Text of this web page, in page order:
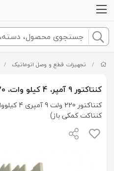
/ تجهیزات قطع و وصل اتوماتیک /
کنتاکتور 9 آمپر، 4 کیلو وات، 220 ولت، هیوندای
کنتاکت کمکی باز)